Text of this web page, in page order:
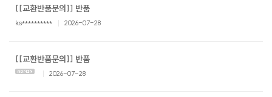
[[교환반품문의]] 반품
ks********** 2026-07-28
[[교환반품문의]] 반품
2026-07-28